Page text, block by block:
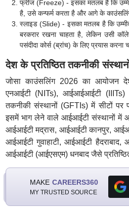
फ्रीज (Freeze) - इसका मतलब है कि
है, उसे कन्फर्म करता है और आगे के काउंसलिंग
स्लाइड (Slide) - इसका मतलब है कि
बरकरार रखना चाहता है, लेकिन उसी
पसंदीदा कोर्स (ब्रांच) के लिए प्रयास करना
देश के प्रतिष्ठित तकनीकी
जोसा काउंसलिंग 2026 का आयोजन
एनआईटी (NITs), आईआईआईटी (IIITs)
तकनीकी संस्थानों (GFTIs) में सीटों पर
इसमें भाग लेने वाले आईआईटी संस्थानों में
आईआईटी मद्रास, आईआईटी कानपुर,
आईआईटी गुवाहाटी, आईआईटी हैदराबाद,
आईआईटी (आईएसएम) धनबाद जैसे
MAKE CAREERS360
MY TRUSTED SOURCE